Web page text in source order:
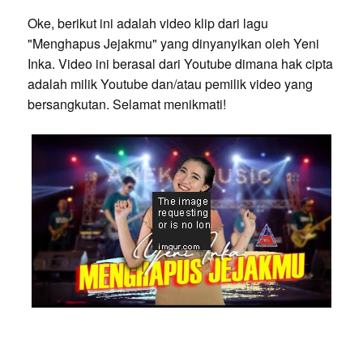
Oke, berikut ini adalah video klip dari lagu
"Menghapus Jejakmu" yang dinyanyikan oleh Yeni
Inka. Video ini berasal dari Youtube dimana hak cipta
adalah milik Youtube dan/atau pemilik video yang
bersangkutan. Selamat menikmati!